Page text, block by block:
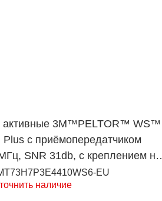
активные 3М™PELTOR™ WS™
с приёмопередатчиком
SNR 31db, с креплением на
EU
наличие